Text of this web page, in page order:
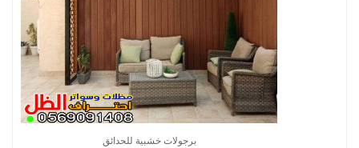
برجولات خشبية للحدائق